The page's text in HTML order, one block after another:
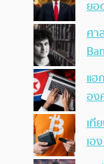
ยอ
ศา
แฮ
อง
เที
เอ